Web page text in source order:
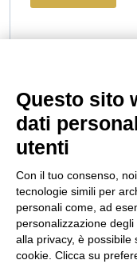
Marco
Felluga
Via Gorizia, 121
34072 Gradisca
d’Isonzo (GO)
T.+39 048199164
info@marcofelluga.it
rp@marcofelluga.it
Questo sito
dati
utenti
Con il tuo consenso,
tecnologie simili per
personali come, ad
personalizzazione
alla privacy, è possibile
cookie. Clicca su